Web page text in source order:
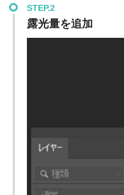
STEP.2
露光量を追加